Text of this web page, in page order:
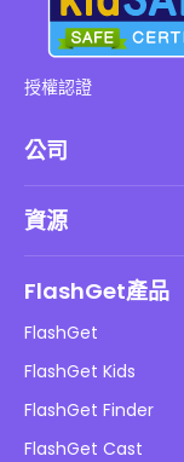
授權認證
公司
DMCA 政策
隱私政策
廣告政策
不要出售我的資訊
資源
兒童在線安全
下載
FlashGet產品
FlashGet
FlashGet Kids
FlashGet Finder
FlashGet Cast